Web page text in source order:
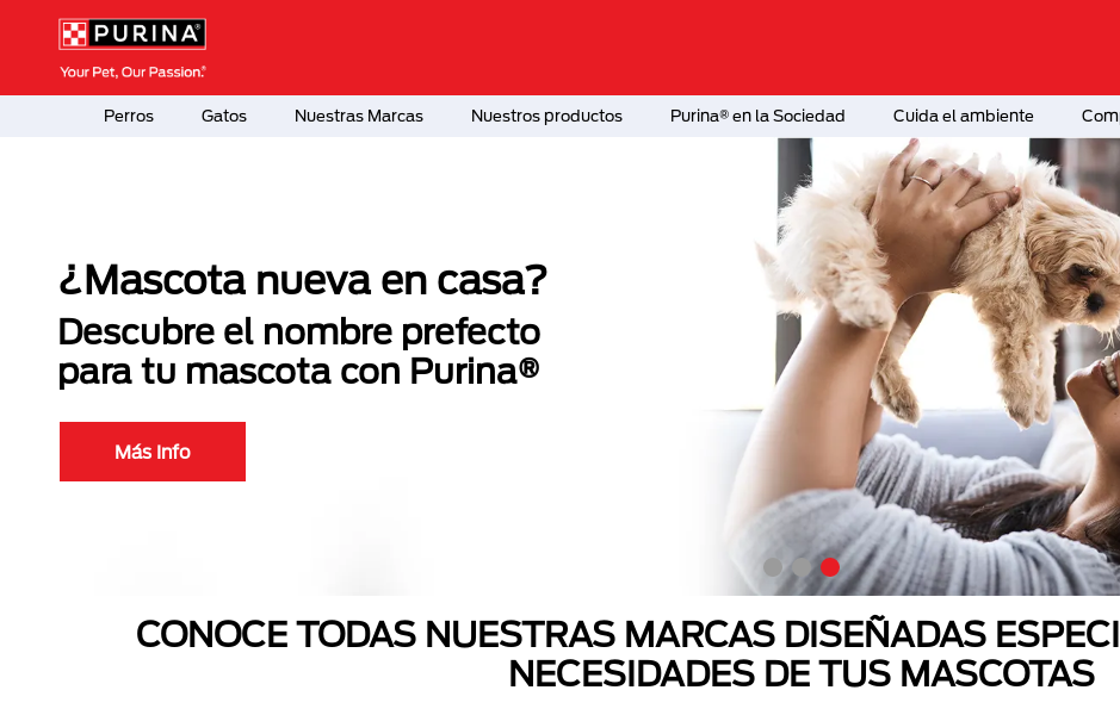
Pasar al contenido principal
Menú Secundario Purina
Menú Principal Purina
Perros Gatos Nuestras Marcas Nuestros productos Purina® en la Sociedad Cuida el ambiente
¿Mascota nueva en casa?
Descubre el nombre prefecto
para tu mascota con Purina®
Más Info
CONOCE TODAS NUESTRAS MARCAS DISEÑADAS
NECESIDADES DE TUS MASCOTAS